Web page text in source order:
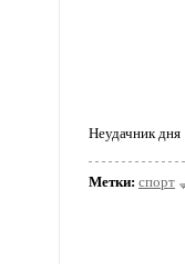
Неудачник дня
Метки: спорт